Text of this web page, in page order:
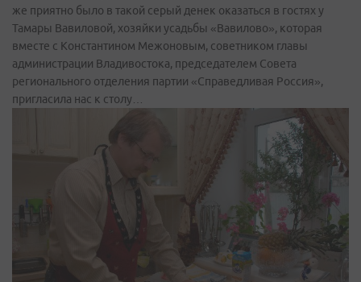
же приятно было в такой серый денек оказаться в гостях у
Тамары Вавиловой, хозяйки усадьбы «Вавилово», которая
вместе с Константином Межоновым, советником главы
администрации Владивостока, председателем Совета
регионального отделения партии «Справедливая Россия»,
пригласила нас к столу…